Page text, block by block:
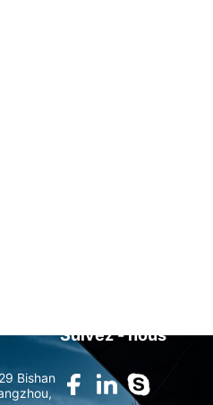
Suivez - nous
Bishan